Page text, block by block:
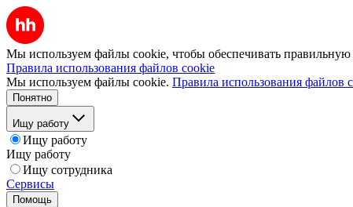
Мы используем файлы cookie, чтобы обеспечивать правильную
Правила использования файлов cookie
Мы используем файлы cookie. Правила использования файлов
Понятно
Ищу работу
Ищу работу
Ищу работу
Ищу сотрудника
Сервисы
Помощь